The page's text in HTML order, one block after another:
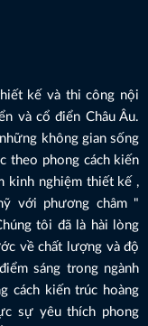
kế và thi công nội
và cổ điển Châu Âu.
không gian sống
theo phong cách kiến
kinh nghiệm thiết kế ,
với phương châm "
tôi đã là hài lòng
về chất lượng và độ
sáng trong ngành
cách kiến trúc hoàng
sự yêu thích phong